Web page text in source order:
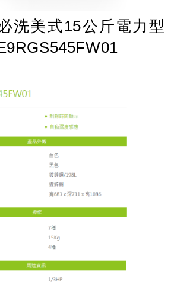
洗美式15公斤電力型